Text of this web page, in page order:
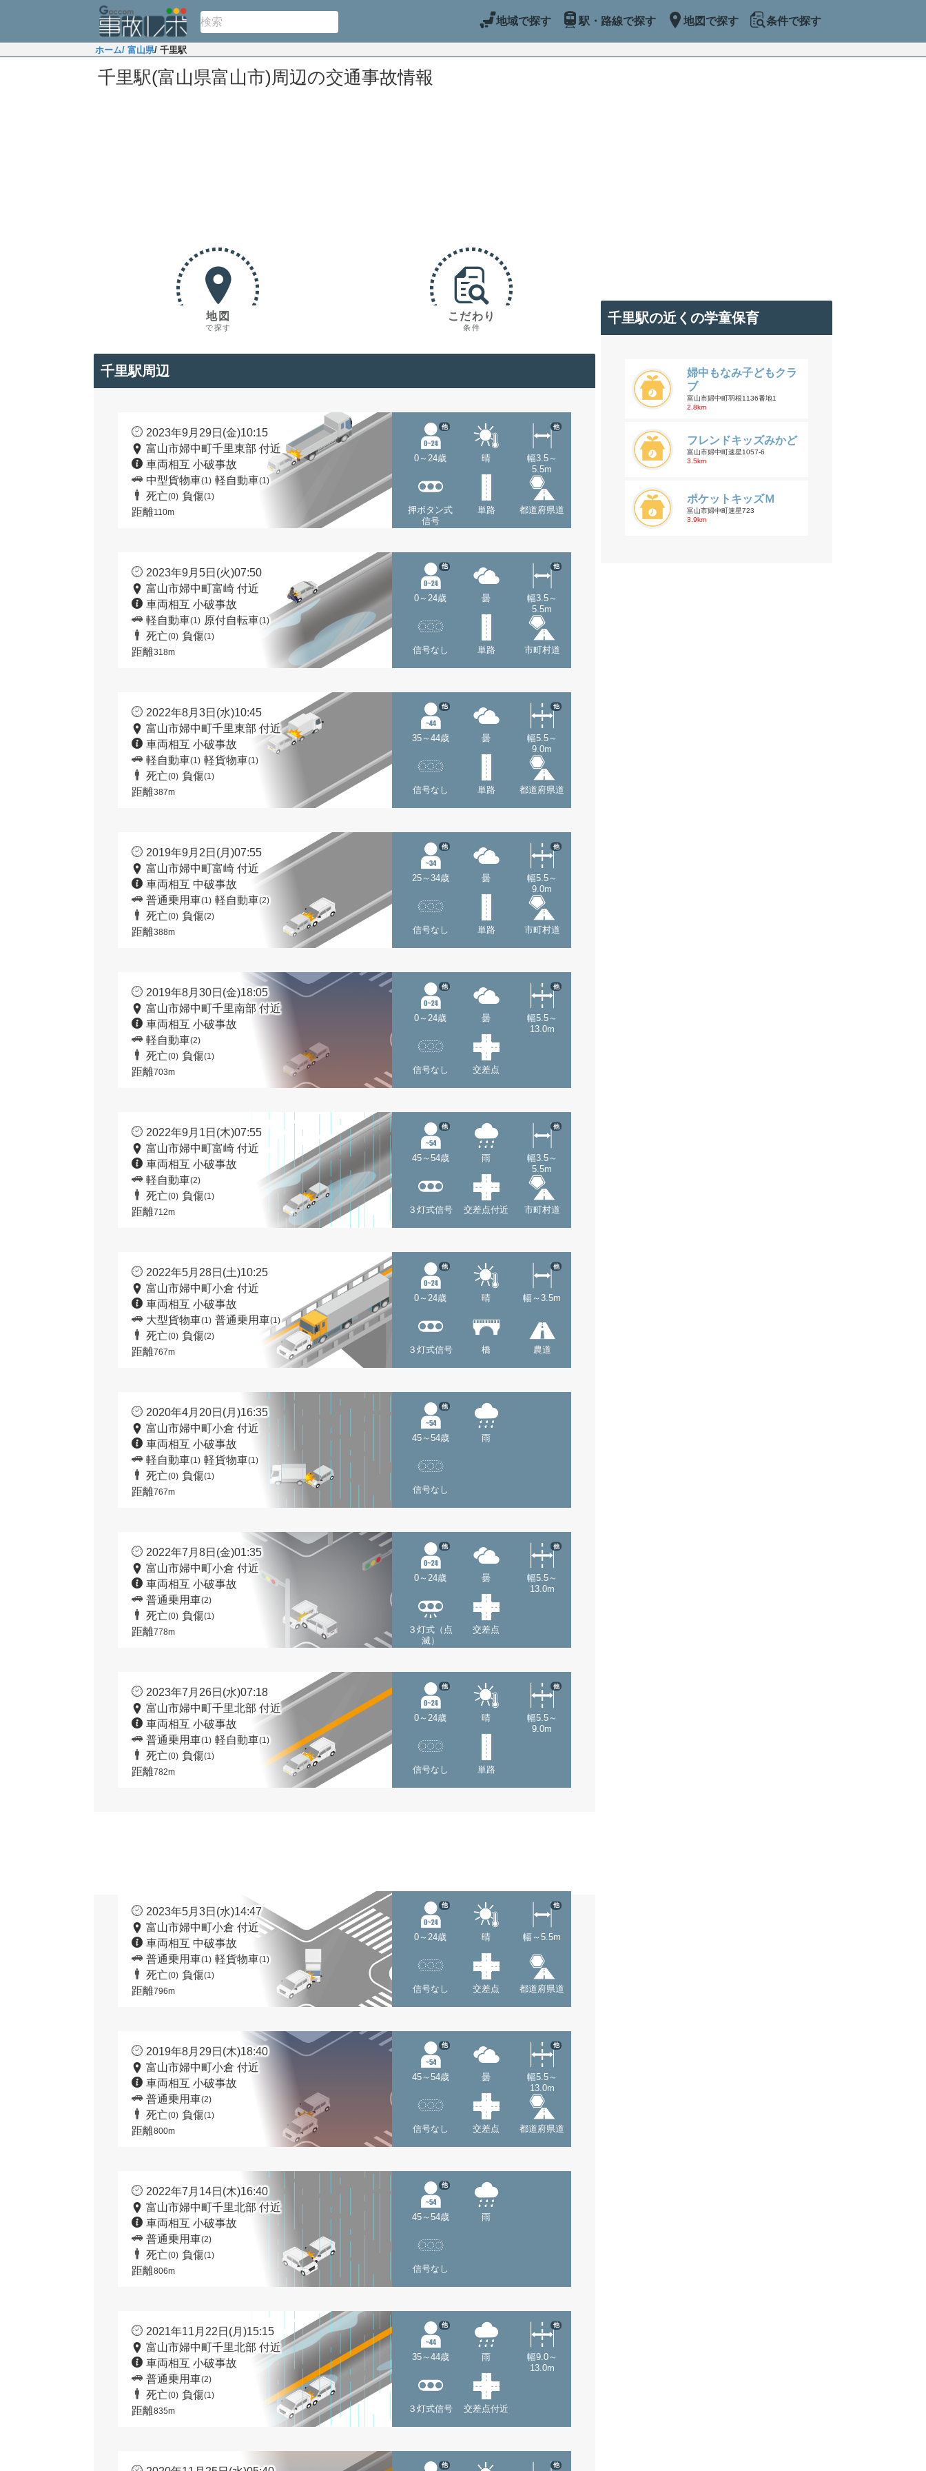
地域で探す 駅・路線で探す 地図で探す 条件で探す
ホーム/ 富山県/ 千里駅
千里駅(富山県富山市)周辺の交通事故情報
地図
で探す
こだわり
条件
千里駅周辺
2023年9月29日(金)10:15
富山市婦中町千里東部 付近
車両相互 小破事故
中型貨物車(1) 軽自動車(1)
死亡(0) 負傷(1)
距離110m
0～24歳
他
晴
幅3.5～
5.5m
他
押ボタン式
信号
単路 都道府県道
2023年9月5日(火)07:50
富山市婦中町富崎 付近
車両相互 小破事故
軽自動車(1) 原付自転車(1)
死亡(0) 負傷(1)
距離318m
0～24歳
他
曇
幅3.5～
5.5m
他
信号なし 単路 市町村道
2022年8月3日(水)10:45
富山市婦中町千里東部 付近
車両相互 小破事故
軽自動車(1) 軽貨物車(1)
死亡(0) 負傷(1)
距離387m
35～44歳
他
曇
幅5.5～
9.0m
他
信号なし 単路 都道府県道
2019年9月2日(月)07:55
富山市婦中町富崎 付近
車両相互 中破事故
普通乗用車(1) 軽自動車(2)
死亡(0) 負傷(2)
距離388m
25～34歳
他
曇
幅5.5～
9.0m
他
信号なし 単路 市町村道
2019年8月30日(金)18:05
富山市婦中町千里南部 付近
車両相互 小破事故
軽自動車(2)
死亡(0) 負傷(1)
距離703m
0～24歳
他
曇
幅5.5～
13.0m
他
信号なし 交差点
2022年9月1日(木)07:55
富山市婦中町富崎 付近
車両相互 小破事故
軽自動車(2)
死亡(0) 負傷(1)
距離712m
45～54歳
他
雨
幅3.5～
5.5m
他
３灯式信号 交差点付近 市町村道
2022年5月28日(土)10:25
富山市婦中町小倉 付近
車両相互 小破事故
大型貨物車(1) 普通乗用車(1)
死亡(0) 負傷(2)
距離767m
0～24歳
他
晴 幅～3.5m
他
３灯式信号 橋 農道
2020年4月20日(月)16:35
富山市婦中町小倉 付近
車両相互 小破事故
軽自動車(1) 軽貨物車(1)
死亡(0) 負傷(1)
距離767m
45～54歳
他
雨
信号なし
2022年7月8日(金)01:35
富山市婦中町小倉 付近
車両相互 小破事故
普通乗用車(2)
死亡(0) 負傷(1)
距離778m
0～24歳
他
曇
幅5.5～
13.0m
他
３灯式（点
滅）
交差点
2023年7月26日(水)07:18
富山市婦中町千里北部 付近
車両相互 小破事故
普通乗用車(1) 軽自動車(1)
死亡(0) 負傷(1)
距離782m
0～24歳
他
晴
幅5.5～
9.0m
他
信号なし 単路
2023年5月3日(水)14:47
富山市婦中町小倉 付近
車両相互 中破事故
普通乗用車(1) 軽貨物車(1)
死亡(0) 負傷(1)
距離796m
0～24歳
他
晴 幅～5.5m
他
信号なし 交差点 都道府県道
2019年8月29日(木)18:40
富山市婦中町小倉 付近
車両相互 小破事故
普通乗用車(2)
死亡(0) 負傷(1)
距離800m
45～54歳
他
曇
幅5.5～
13.0m
他
信号なし 交差点 都道府県道
2022年7月14日(木)16:40
富山市婦中町千里北部 付近
車両相互 小破事故
普通乗用車(2)
死亡(0) 負傷(1)
距離806m
45～54歳
他
雨
信号なし
2021年11月22日(月)15:15
富山市婦中町千里北部 付近
車両相互 小破事故
普通乗用車(2)
死亡(0) 負傷(1)
距離835m
35～44歳
他
雨
幅9.0～
13.0m
他
３灯式信号 交差点付近
他 他
千里駅の近くの学童保育
婦中もなみ子どもクラ
ブ
富山市婦中町羽根1136番地1
2.8km
フレンドキッズみかど
富山市婦中町速星1057-6
3.5km
ポケットキッズＭ
富山市婦中町速星723
3.9km